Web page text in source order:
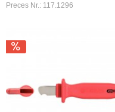
Preces Nr.: 117.1296